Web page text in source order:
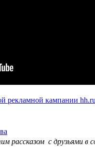
рекламной кампании hh.ru
рассказом с друзьями в